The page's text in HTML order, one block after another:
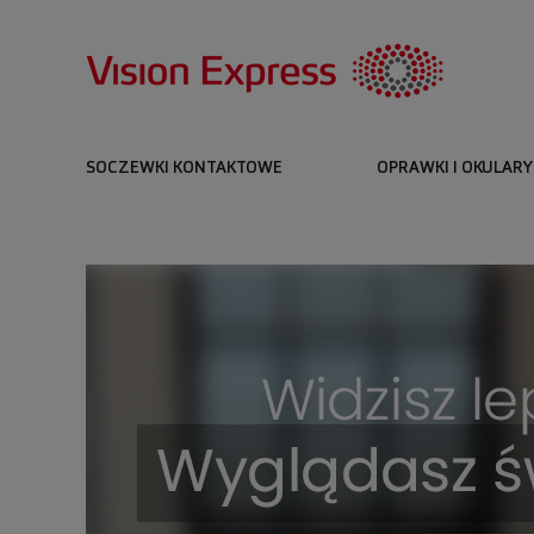
SOCZEWKI KONTAKTOWE OPRAWKI I